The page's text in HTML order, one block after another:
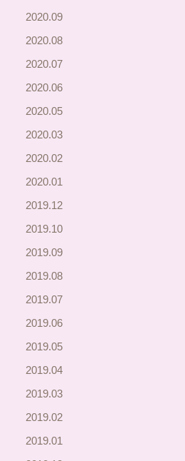
2020.09
2020.08
2020.07
2020.06
2020.05
2020.03
2020.02
2020.01
2019.12
2019.10
2019.09
2019.08
2019.07
2019.06
2019.05
2019.04
2019.03
2019.02
2019.01